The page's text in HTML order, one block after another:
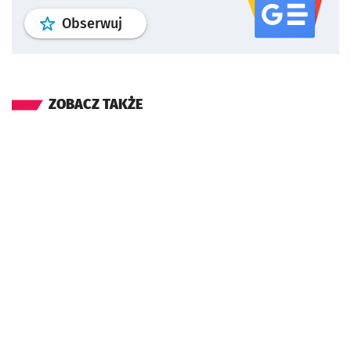
Obserwuj profil serwisu
ZOBACZ TAKŻE